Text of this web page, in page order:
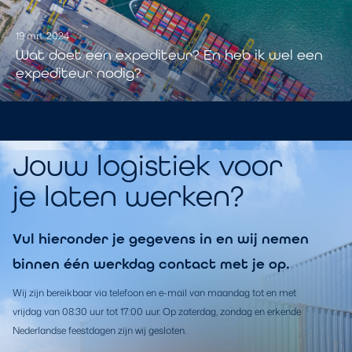
19 mrt. 2024
Wat doet een expediteur? En heb ik wel een
expediteur nodig?
Jouw logistiek voor
je laten werken?
Vul hieronder je gegevens in en wij nemen
binnen één werkdag contact met je op.
Wij zijn bereikbaar via telefoon en e-mail van maandag tot en met
vrijdag van 08:30 uur tot 17:00 uur. Op zaterdag, zondag en erkende
Nederlandse feestdagen zijn wij gesloten.